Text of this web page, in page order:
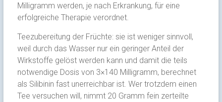
Milligramm werden, je nach Erkrankung, für eine
erfolgreiche Therapie verordnet.
Teezubereitung der Früchte: sie ist weniger sinnvoll,
weil durch das Wasser nur ein geringer Anteil der
Wirkstoffe gelöst werden kann und damit die teils
notwendige Dosis von 3×140 Milligramm, berechnet
als Silibinin fast unerreichbar ist. Wer trotzdem einen
Tee versuchen will, nimmt 20 Gramm fein zerteilte